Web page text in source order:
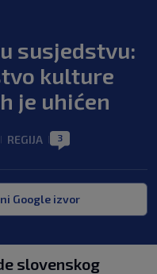
susjedstvu:
kulture
je uhićen
REGIJA 3
Google izvor
slovenskog